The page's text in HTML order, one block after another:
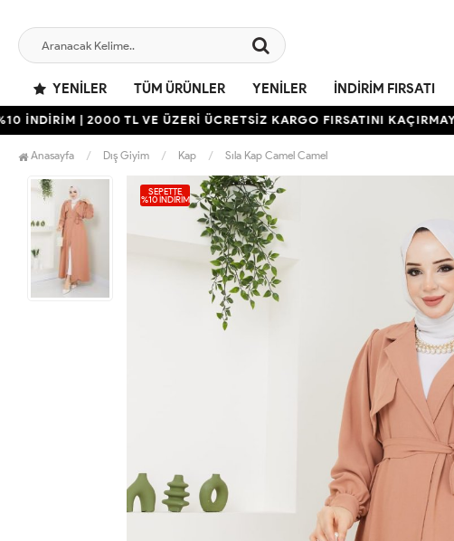
YENILER TÜM ÜRÜNLER YENILER İNDIRIM FIRSATI
| 2000 TL VE ÜZERİ ÜCRETSİZ KARGO FIRSATINI KAÇIRMAYIN!
Anasayfa Dış Giyim Kap Sıla Kap Camel Camel
SEPETTE
%10 İNDIRIM